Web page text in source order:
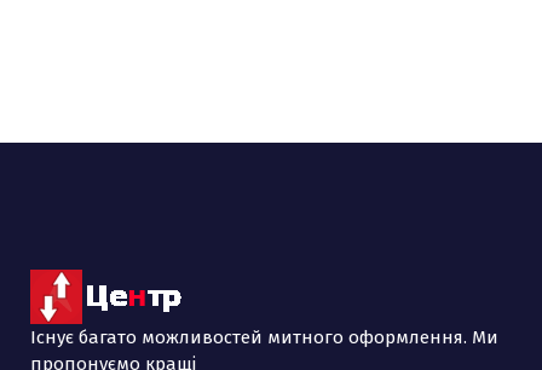
Існує багато можливостей митного оформлення. Ми
пропонуємо кращі